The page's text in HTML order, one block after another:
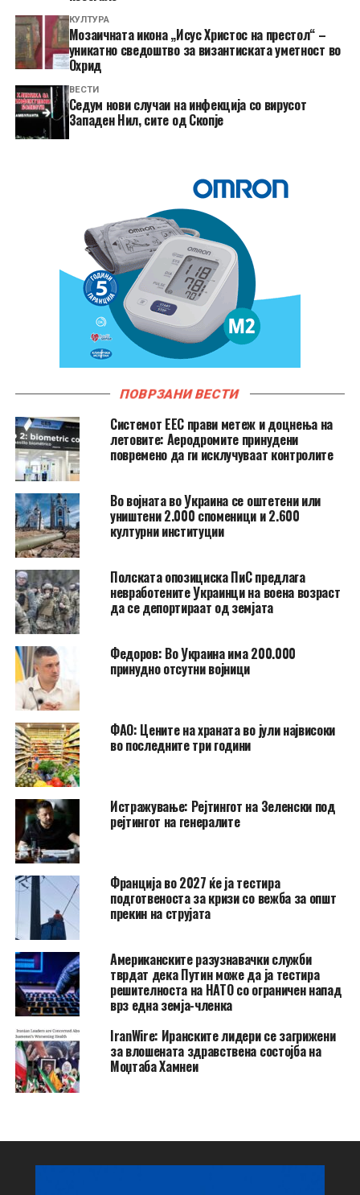
КУЛТУРА
Мозаичната икона „Исус Христос на престол“ –
уникатно сведоштво за византиската уметност во
Охрид
ВЕСТИ
Седум нови случаи на инфекција со вирусот
Западен Нил, сите од Скопје
ПОВРЗАНИ ВЕСТИ
Системот ЕЕС прави метеж и доцнења на
летовите: Аеродромите принудени
повремено да ги исклучуваат контролите
Во војната во Украина се оштетени или
уништени 2.000 споменици и 2.600
културни институции
Полската опозициска ПиС предлага
невработените Украинци на воена возраст
да се депортираат од земјата
Федоров: Во Украина има 200.000
принудно отсутни војници
ФАО: Цените на храната во јули највисоки
во последните три години
Истражување: Рејтингот на Зеленски под
рејтингот на генералите
Франција во 2027 ќе ја тестира
подготвеноста за кризи со вежба за општ
прекин на струјата
Американските разузнавачки служби
тврдат дека Путин може да ја тестира
решителноста на НАТО со ограничен напад
врз една земја-членка
IranWire: Иранските лидери се загрижени
за влошената здравствена состојба на
Моџтаба Хамнеи